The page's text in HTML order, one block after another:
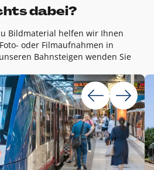
dabei?
Bildmaterial helfen wir Ihnen
oder Filmaufnahmen in
Bahnsteigen wenden Sie